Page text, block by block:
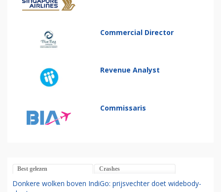
Commercial Director
Revenue Analyst
Commissaris
Best gelezen Crashes
Donkere wolken boven IndiGo: prijsvechter doet widebody-